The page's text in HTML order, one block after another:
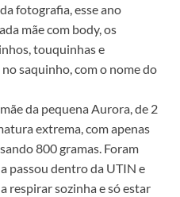
fotografia, esse ano
mãe com body, os
touquinhas e
saquinho, com o nome do
da pequena Aurora, de 2
extrema, com apenas
800 gramas. Foram
passou dentro da UTIN e
respirar sozinha e só estar